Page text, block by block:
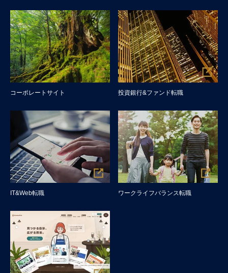
コーポレートサイト 投資銀行&ファンド転職
IT&Web転職 ワークライフバランス転職